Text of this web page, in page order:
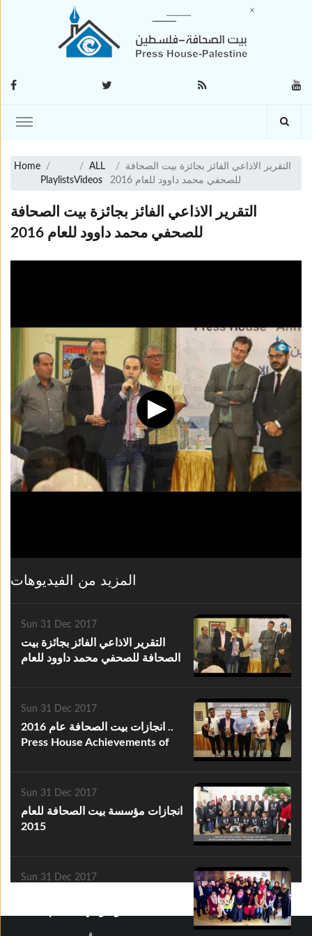
Home
Playlists
ALL
Videos
التقرير الاذاعي الفائز بجائزة بيت الصحافة
للصحفي محمد داوود للعام 2016
التقرير الاذاعي الفائز بجائزة بيت الصحافة
للصحفي محمد داوود للعام 2016
المزيد من الفيديوهات
Sun 31 Dec 2017
التقرير الاذاعي الفائز بجائزة بيت
الصحافة للصحفي محمد داوود للعام
Sun 31 Dec 2017
انجازات بيت الصحافة عام 2016 ..
Press House Achievements of
Sun 31 Dec 2017
انجازات مؤسسة بيت الصحافة للعام
2015
Sun 31 Dec 2017